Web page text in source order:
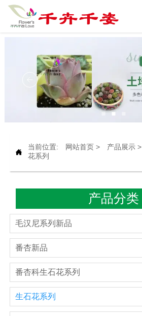

当前位置: 网站首页> 产品展示>
花系列
产品分类
毛汉尼系列新品
番杏新品
番杏科生石花系列
生石花系列